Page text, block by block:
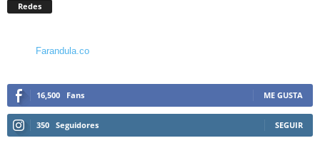
Redes
Farandula.co
16,500 Fans ME GUSTA
350 Seguidores SEGUIR